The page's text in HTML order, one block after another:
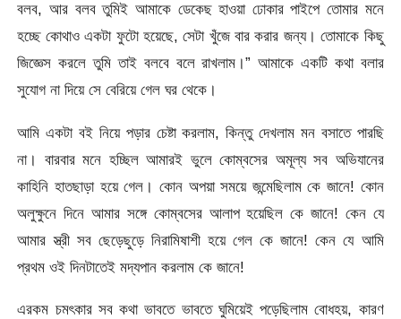
বলব, আর বলব তুমিই আমাকে ডেকেছ হাওয়া ঢোকার পাইপে তোমার মনে
হচ্ছে কোথাও একটা ফুটো হয়েছে, সেটা খুঁজে বার করার জন্য। তোমাকে কিছু
জিজ্ঞেস করলে তুমি তাই বলবে বলে রাখলাম।” আমাকে একটি কথা বলার
সুযোগ না দিয়ে সে বেরিয়ে গেল ঘর থেকে।
আমি একটা বই নিয়ে পড়ার চেষ্টা করলাম, কিন্তু দেখলাম মন বসাতে পারছি
না। বারবার মনে হচ্ছিল আমারই ভুলে কোম্বসের অমূল্য সব অভিযানের
কাহিনি হাতছাড়া হয়ে গেল। কোন অপয়া সময়ে জন্মেছিলাম কে জানে! কোন
অলুক্ষুনে দিনে আমার সঙ্গে কোম্বসের আলাপ হয়েছিল কে জানে! কেন যে
আমার স্ত্রী সব ছেড়েছুড়ে নিরামিষাশী হয়ে গেল কে জানে! কেন যে আমি
প্রথম ওই দিনটাতেই মদ্যপান করলাম কে জানে!
এরকম চমৎকার সব কথা ভাবতে ভাবতে ঘুমিয়েই পড়েছিলাম বোধহয়, কারণ